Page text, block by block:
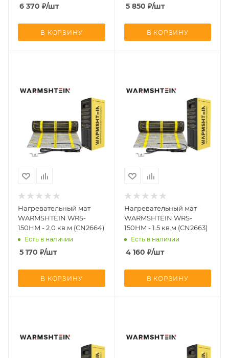
6 370 ₽/шт
В КОРЗИНУ
5 850 ₽/шт
В КОРЗИНУ
Нагревательный мат
WARMSHTEIN WRS-
150HM - 2.0 кв.м (CN2664)
Есть в наличии
5 170 ₽/шт
В КОРЗИНУ
Нагревательный мат
WARMSHTEIN WRS-
150HM - 1.5 кв.м (CN2663)
Есть в наличии
4 160 ₽/шт
В КОРЗИНУ